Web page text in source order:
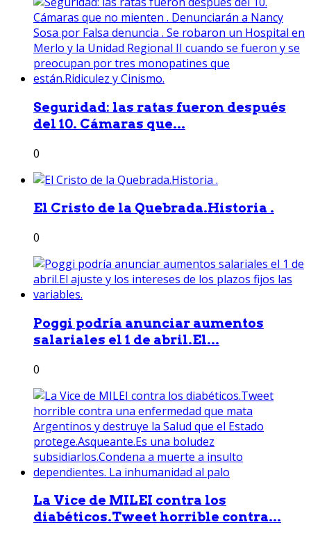
Seguridad: las ratas fueron después
del 10. Cámaras que...
0
El Cristo de la Quebrada.Historia .
0
Poggi podría anunciar aumentos
salariales el 1 de abril.El...
0
La Vice de MILEI contra los
diabéticos.Tweet horrible contra...